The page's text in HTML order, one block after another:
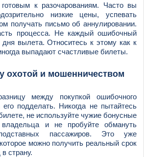
к разочарованиям. Часто вы
низкие цены, успевать
получать письмо об аннулировании.
процесса. Не каждый ошибочный
вылета. Относитесь к этому как к
выпадают счастливые билеты.
охотой и мошенничеством
между покупкой ошибочного
подделать. Никогда не пытайтесь
не используйте чужие бонусные
и не пробуйте обмануть
пассажиров. Это уже
можно получить реальный срок
страну.